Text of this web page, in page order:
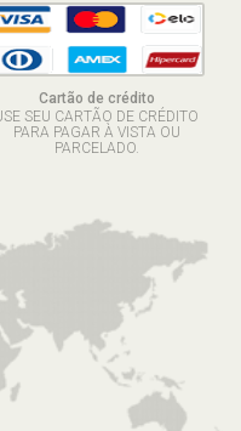
Cartão de crédito
SEU CARTÃO DE CRÉDITO
PARA PAGAR À VISTA OU
PARCELADO.